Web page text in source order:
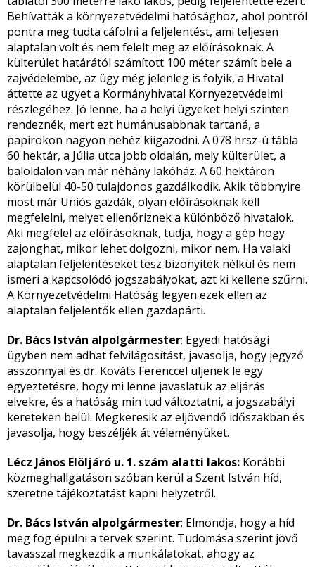
Behívatták a környezetvédelmi hatósághoz, ahol pontról
pontra meg tudta cáfolni a feljelentést, ami teljesen
alaptalan volt és nem felelt meg az előírásoknak. A
külterület határától számított 100 méter számít bele a
zajvédelembe, az ügy még jelenleg is folyik, a Hivatal
áttette az ügyet a Kormányhivatal Környezetvédelmi
részlegéhez. Jó lenne, ha a helyi ügyeket helyi szinten
rendeznék, mert ezt humánusabbnak tartaná, a
papírokon nagyon nehéz kiigazodni. A 078 hrsz-ú tábla
60 hektár, a Júlia utca jobb oldalán, mely külterület, a
baloldalon van már néhány lakóház. A 60 hektáron
körülbelül 40-50 tulajdonos gazdálkodik. Akik többnyire
most már Uniós gazdák, olyan előírásoknak kell
megfelelni, melyet ellenőriznek a különböző hivatalok.
Aki megfelel az előírásoknak, tudja, hogy a gép hogy
zajonghat, mikor lehet dolgozni, mikor nem. Ha valaki
alaptalan feljelentéseket tesz bizonyíték nélkül és nem
ismeri a kapcsolódó jogszabályokat, azt ki kellene szűrni.
A Környezetvédelmi Hatóság legyen ezek ellen az
alaptalan feljelentők ellen gazdapárti.
Dr. Bács István alpolgármester: Egyedi hatósági
ügyben nem adhat felvilágosítást, javasolja, hogy jegyző
asszonnyal és dr. Kováts Ferenccel üljenek le egy
egyeztetésre, hogy mi lenne javaslatuk az eljárás
elvekre, és a hatóság min tud változtatni, a jogszabályi
kereteken belül. Megkeresik az eljövendő időszakban és
javasolja, hogy beszéljék át véleményüket.
Lécz János Elöljáró u. 1. szám alatti lakos: Korábbi
közmeghallgatáson szóban kerül a Szent István híd,
szeretne tájékoztatást kapni helyzetről.
Dr. Bács István alpolgármester: Elmondja, hogy a híd
meg fog épülni a tervek szerint. Tudomása szerint jövő
tavasszal megkezdik a munkálatokat, ahogy az